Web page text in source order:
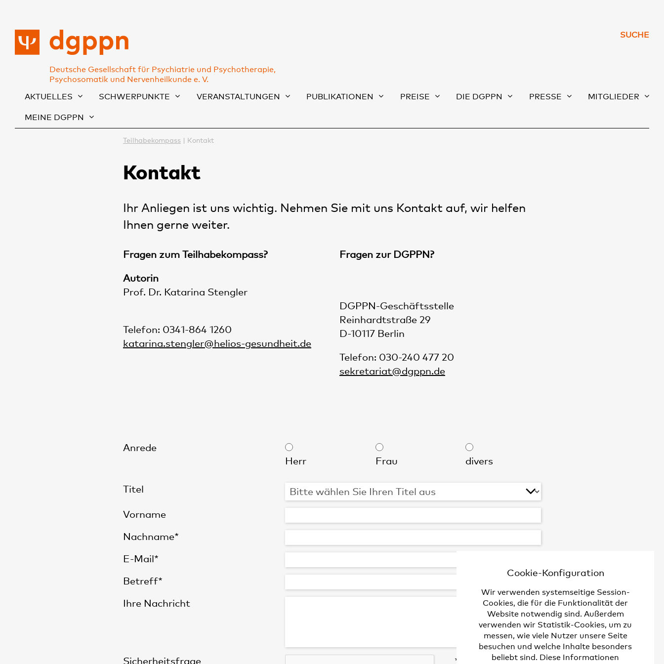
Cookie-Konfiguration
Wir verwenden systemseitige Session-
Cookies, die für die Funktionalität der
Website notwendig sind. Außerdem
verwenden wir Statistik-Cookies, um zu
messen, wie viele Nutzer unsere Seite
besuchen und welche Inhalte besonders
beliebt sind. Diese Informationen
Deutsche Gesellschaft für Psychiatrie und Psychotherapie,
Psychosomatik und Nervenheilkunde e. V.
SUCHE
AKTUELLES SCHWERPUNKTE VERANSTALTUNGEN PUBLIKATIONEN PREISE DIE DGPPN PRESSE MITGLIEDER
MEINE DGPPN
Teilhabekompass Kontakt
Kontakt
Ihr Anliegen ist uns wichtig. Nehmen Sie mit uns Kontakt auf, wir helfen
Ihnen gerne weiter.
Fragen zum Teilhabekompass?
Autorin
Prof. Dr. Katarina Stengler
Telefon: 0341-864 1260
katarina.stengler@helios-gesundheit.de
Fragen zur DGPPN?
DGPPN-Geschäftsstelle
Reinhardtstraße 29
D-10117 Berlin
Telefon: 030-240 477 20
sekretariat@dgppn.de
Anrede
Herr
Frau divers
Titel
Vorname
Nachname*
E-Mail*
Betreff*
Ihre Nachricht
Sicherheitsfrage * Pflichtfeld